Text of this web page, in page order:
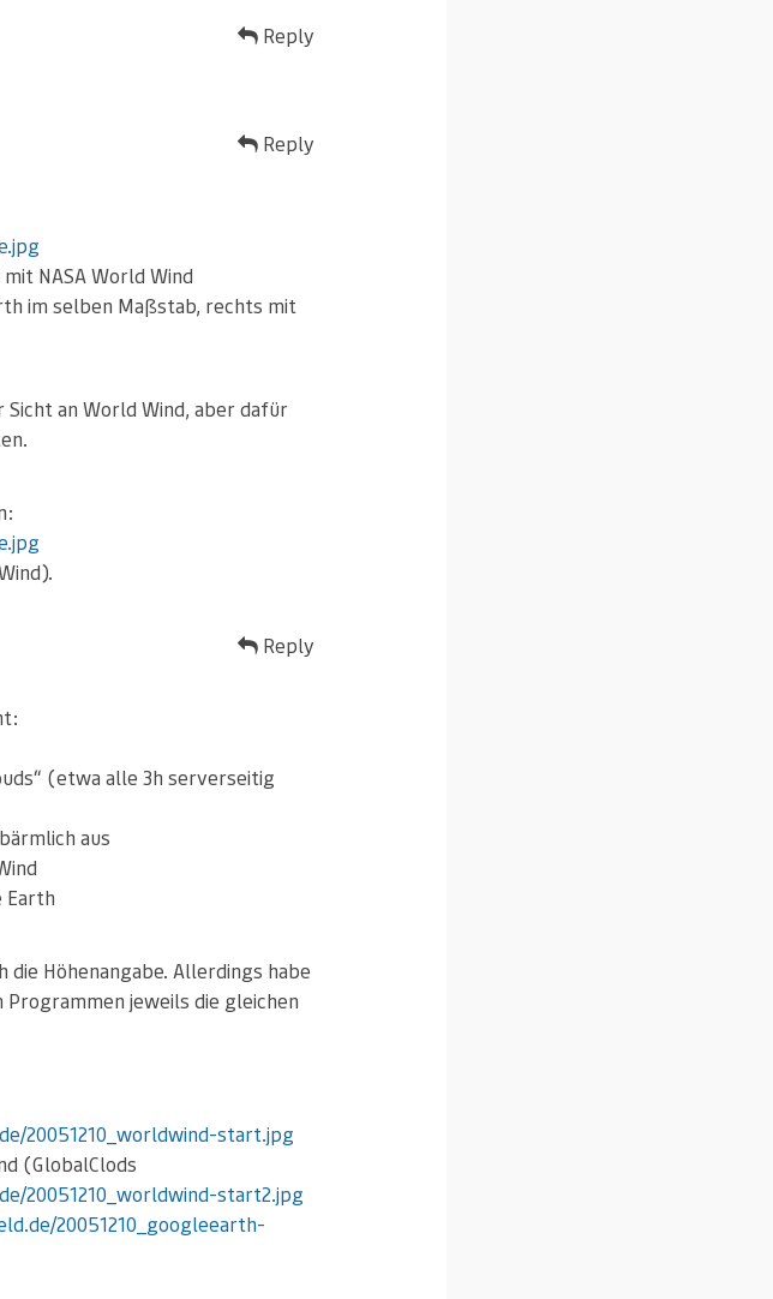
Reply
NASA World Wind
im selben Maßstab, rechts mit
an World Wind, aber dafür
Reply
(etwa alle 3h serverseitig
aus
Earth
Höhenangabe. Allerdings habe
jeweils die gleichen
20051210_worldwind-start.jpg
(GlobalClods
20051210_worldwind-start2.jpg
20051210_googleearth-
Reply